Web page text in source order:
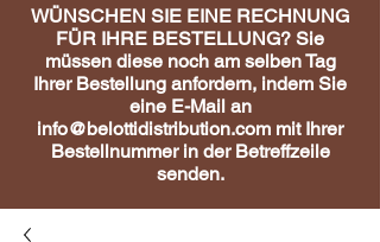
WÜNSCHEN SIE EINE RECHNUNG
FÜR IHRE BESTELLUNG? Sie
müssen diese noch am selben Tag
Ihrer Bestellung anfordern, indem Sie
eine E-Mail an
info@belottidistribution.com mit Ihrer
Bestellnummer in der Betreffzeile
senden.